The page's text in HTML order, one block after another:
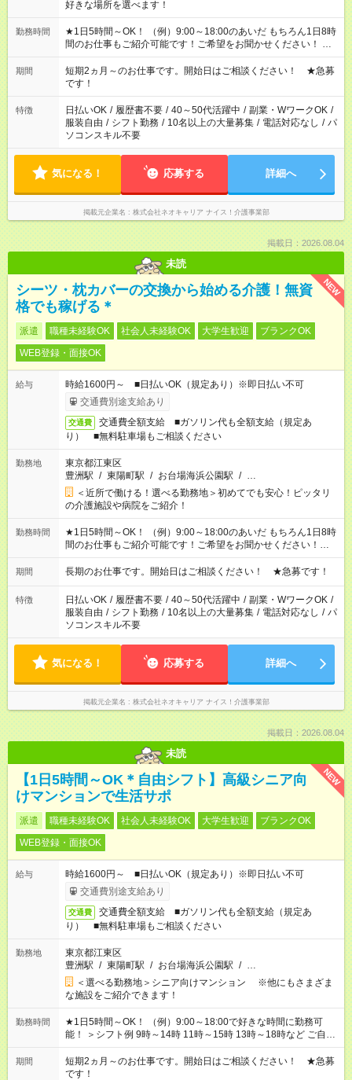
好きな場所を選べます！
勤務時間
★1日5時間～OK！ （例）9:00～18:00のあいだ もちろん1日8時
間のお仕事もご紹介可能です！ご希望をお聞かせください！ ※
週最低15時間以上の勤務が必要です
期間
短期2ヵ月～のお仕事です。開始日はご相談ください！ ★急募
です！
特徴 日払いOK / 履歴書不要 / 40～50代活躍中 / 副業・WワークOK /
服装自由 / シフト勤務 / 10名以上の大量募集 / 電話対応なし / パ
ソコンスキル不要
気になる！ 応募する 詳細へ
掲載元企業名 株式会社ネオキャリア ナイス！介護事業部
掲載日：2026.08.04
未読
NEW
シーツ・枕カバーの交換から始める介護！無資
格でも稼げる＊
派遣 職種未経験OK 社会人未経験OK 大学生歓迎
ブランクOK
WEB登録・面接OK
給与
時給1600円～ ■日払いOK（規定あり）※即日払い不可
交通費別途支給あり
交通費
交通費全額支給 ■ガソリン代も全額支給（規定あ
り） ■無料駐車場もご相談ください
勤務地
東京都江東区
豊洲駅 / 東陽町駅 / お台場海浜公園駅 / …
＜近所で働ける！選べる勤務地＞初めてでも安心！ピッタリ
の介護施設や病院をご紹介！
勤務時間
★1日5時間～OK！ （例）9:00～18:00のあいだ もちろん1日8時
間のお仕事もご紹介可能です！ご希望をお聞かせください！★家
庭の都合でお休みが必要な場合も遠慮なくご相談ください。 ※
週最低15時間以上の勤務が必要です
期間 長期のお仕事です。開始日はご相談ください！ ★急募です！
特徴 日払いOK / 履歴書不要 / 40～50代活躍中 / 副業・WワークOK /
服装自由 / シフト勤務 / 10名以上の大量募集 / 電話対応なし / パ
ソコンスキル不要
気になる！ 応募する 詳細へ
掲載元企業名 株式会社ネオキャリア ナイス！介護事業部
掲載日：2026.08.04
未読
NEW
【1日5時間～OK＊自由シフト】高級シニア向
けマンションで生活サポ
派遣 職種未経験OK 社会人未経験OK 大学生歓迎
ブランクOK
WEB登録・面接OK
給与
時給1600円～ ■日払いOK（規定あり）※即日払い不可
交通費別途支給あり
交通費
交通費全額支給 ■ガソリン代も全額支給（規定あ
り） ■無料駐車場もご相談ください
勤務地
東京都江東区
豊洲駅 / 東陽町駅 / お台場海浜公園駅 / …
＜選べる勤務地＞シニア向けマンション ※他にもさまざま
な施設をご紹介できます！
勤務時間
★1日5時間～OK！ （例）9:00～18:00で好きな時間に勤務可
能！ ＞シフト例 9時～14時 11時～15時 13時～18時など ご自身
のご都合に合わせて勤務時間をご相談ください！ ★家庭の都合
でお休みや時間の調整が必要な場合も遠慮なくご相談くださ
い。
期間
短期2ヵ月～のお仕事です。開始日はご相談ください！ ★急募
です！